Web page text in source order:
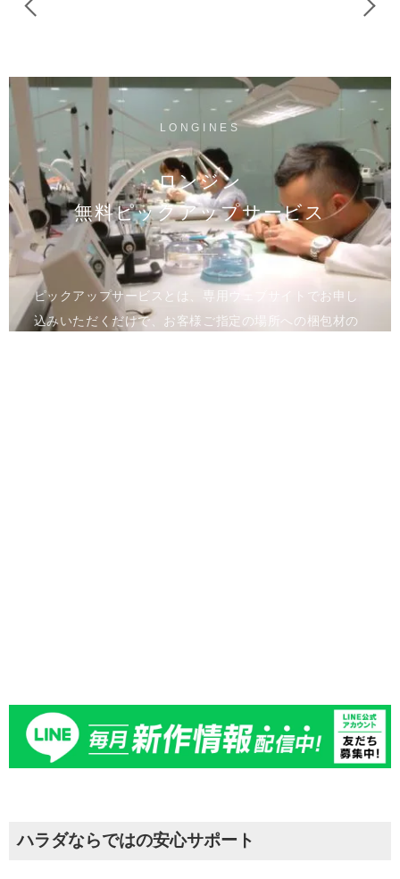
LONGINES
ロンジン
無料ピックアップサービス
ピックアップサービスとは、専用ウェブサイトでお申し
込みいただくだけで、お客様ご指定の場所への梱包材の
ハラダならではの安心サポート